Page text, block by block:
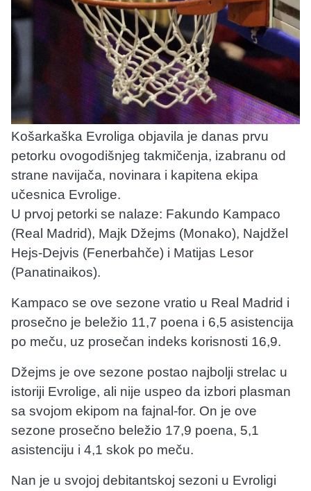
Košarkaška Evroliga objavila je danas prvu
petorku ovogodišnjeg takmičenja, izabranu od
strane navijača, novinara i kapitena ekipa
učesnica Evrolige.
U prvoj petorki se nalaze: Fakundo Kampaco
(Real Madrid), Majk Džejms (Monako), Najdžel
Hejs-Dejvis (Fenerbahče) i Matijas Lesor
(Panatinaikos).
Kampaco se ove sezone vratio u Real Madrid i
prosečno je beležio 11,7 poena i 6,5 asistencija
po meču, uz prosečan indeks korisnosti 16,9.
Džejms je ove sezone postao najbolji strelac u
istoriji Evrolige, ali nije uspeo da izbori plasman
sa svojom ekipom na fajnal-for. On je ove
sezone prosečno beležio 17,9 poena, 5,1
asistenciju i 4,1 skok po meču.
Nan je u svojoj debitantskoj sezoni u Evroligi